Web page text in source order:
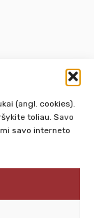
(angl. cookies).
toliau. Savo
savo interneto